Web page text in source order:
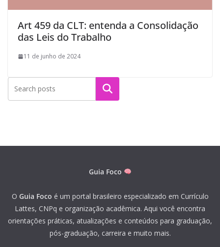
Art 459 da CLT: entenda a Consolidação
das Leis do Trabalho
11 de junho de 2024
Pesquisar
Guia Foco
O Guia Foco é um portal brasileiro especializado em Currículo
Lattes, CNPq e organização acadêmica. Aqui você encontra
orientações práticas, atualizações e conteúdos para graduação,
pós-graduação, carreira e muito mais.